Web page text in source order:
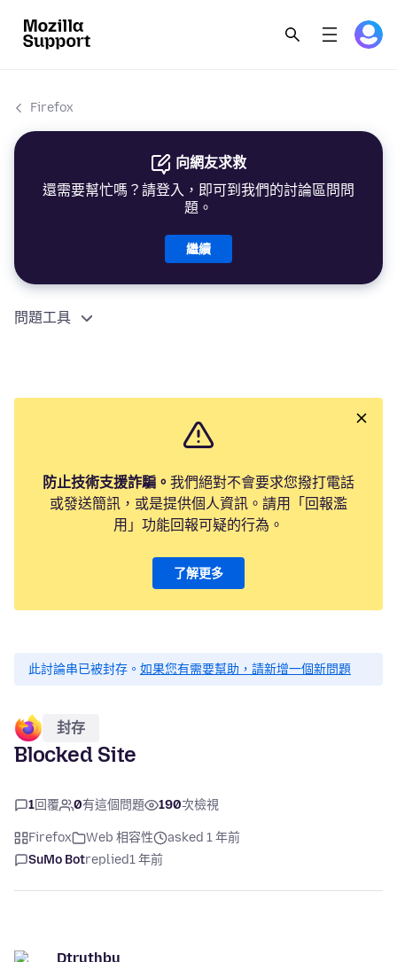
Firefox
向網友求救
還需要幫忙嗎？請登入，即可到我們的討論區問問
題。
繼續
問題工具
防止技術支援詐騙。 我們絕對不會要求您撥打電話
或發送簡訊，或是提供個人資訊。請用「回報濫
用」功能回報可疑的行為。
了解更多
此討論串已被封存。 如果您有需要幫助，請新增一個新問題
封存
Blocked Site
1回覆 0有這個問題 190次檢視
Firefox Web 相容性
asked 1 年前
SuMo Botreplied1 年前
Dtruthbu